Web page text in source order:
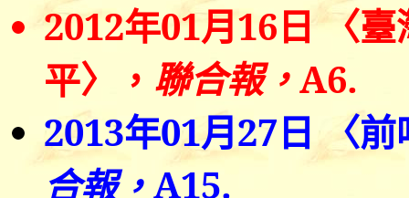
2012年01月16日〈臺
平〉 ， 聯合報，A6.
2013年01月27日 〈
合報，A15.